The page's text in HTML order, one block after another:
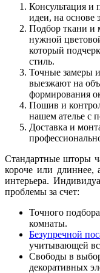
Консультация и
идеи, на основе
Подбор ткани и
нужной
который
стиль.
Точные замеры
выезжают на
формирования
Пошив и
нашем ателье с
Доставка и
Стандартные шторы
короче или
интерьера.
проблемы за счет:
Точного
комнаты.
Безупречной
учитывающей
Свободы в
декоративных